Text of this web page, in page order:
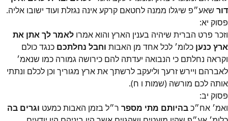
דור שאע״פ שיגלו ממנה לחטאם קרקע אינה נגזלת ועוד ישובו אליה.
פסוק יא:
וזכר פרט הברית שיהיה בענין הארץ והוא אמרו לאמר לך אתן את
ארץ כנען כלומ׳ לכל אחד מן האבות וחבל נחלתכם כנגד כולם
וקראה נחלתם כי הנבואה יעדתה להם כירושה גמורה כמו שנאמ׳
לאברהם ויירש זרעך וליעקב לרשתך את ארץ מגוריך וכן לכלם ונתתי
אותה לכם מורשה (שמות ו ח).
פסוק יב:
ואמ׳ אח״כבהיותם מתי מספר ר״ל בזמן האבות כמעט וגרים בה